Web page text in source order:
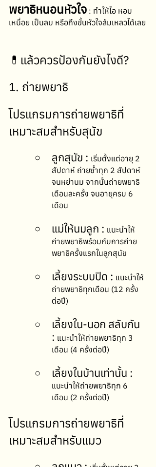
พยาธิหนอนหัวใจ : ทำให้ไอ หอบ
เหนื่อย เป็นลม หรือถึงขั้นหัวใจล้มเหลวได้เลย
💊แล้วควรป้องกันยังไงดี?
1. ถ่ายพยาธิ
โปรแกรมการถ่ายพยาธิที่
เหมาะสมสำหรับสุนัข
ลูกสุนัข : เริ่มตั้งแต่อายุ 2
สัปดาห์ ถ่ายซ้ำทุก 2 สัปดาห์
จนหย่านม จากนั้นถ่ายพยาธิ
เดือนละครั้ง จนอายุครบ 6
เดือน
แม่ให้นมลูก : แนะนำให้
ถ่ายพยาธิพร้อมกับการถ่าย
พยาธิครั้งแรกในลูกสุนัข
เลี้ยงระบบปิด : แนะนำให้
ถ่ายพยาธิทุกเดือน (12 ครั้ง
ต่อปี)
เลี้ยงใน-นอก สลับกัน
: แนะนำให้ถ่ายพยาธิทุก 3
เดือน (4 ครั้งต่อปี)
เลี้ยงในบ้านเท่านั้น :
แนะนำให้ถ่ายพยาธิทุก 6
เดือน (2 ครั้งต่อปี)
โปรแกรมการถ่ายพยาธิที่
เหมาะสมสำหรับแมว